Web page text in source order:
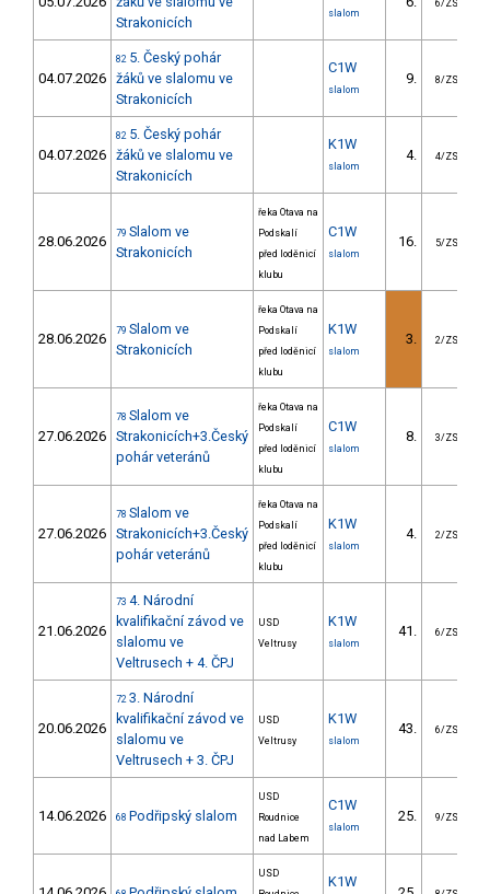
Strakonicích
slalom
6/ZS
04.07.2026
82 5. Český pohár
žáků ve slalomu ve
Strakonicích
C1W
slalom
9. 8/ZS
04.07.2026
82 5. Český pohár
žáků ve slalomu ve
Strakonicích
K1W
slalom
4. 4/ZS
28.06.2026 79 Slalom ve
Strakonicích
řeka Otava na
Podskalí
před loděnicí
klubu
C1W
slalom
16. 5/ZS
28.06.2026 79 Slalom ve
Strakonicích
řeka Otava na
Podskalí
před loděnicí
klubu
K1W
slalom
3. 2/ZS
27.06.2026
78 Slalom ve
Strakonicích+3.Český
pohár veteránů
řeka Otava na
Podskalí
před loděnicí
klubu
C1W
slalom
8. 3/ZS
27.06.2026
78 Slalom ve
Strakonicích+3.Český
pohár veteránů
řeka Otava na
Podskalí
před loděnicí
klubu
K1W
slalom
4. 2/ZS
21.06.2026
73 4. Národní
kvalifikační závod ve
slalomu ve
Veltrusech + 4. ČPJ
USD
Veltrusy
K1W
slalom
41. 6/ZS
20.06.2026
72 3. Národní
kvalifikační závod ve
slalomu ve
Veltrusech + 3. ČPJ
USD
Veltrusy
K1W
slalom
43. 6/ZS
14.06.2026 68 Podřipský slalom
USD
Roudnice
nad Labem
C1W
slalom
25. 9/ZS
USD
K1W